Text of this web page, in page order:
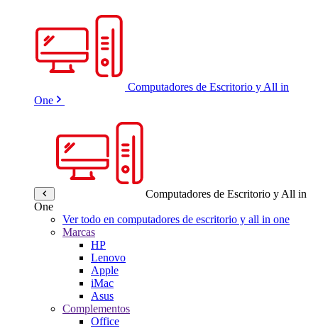
Computadores de Escritorio y All in
One
Computadores de Escritorio y All in
One
Ver todo en computadores de escritorio y all in one
Marcas
HP
Lenovo
Apple
iMac
Asus
Complementos
Office